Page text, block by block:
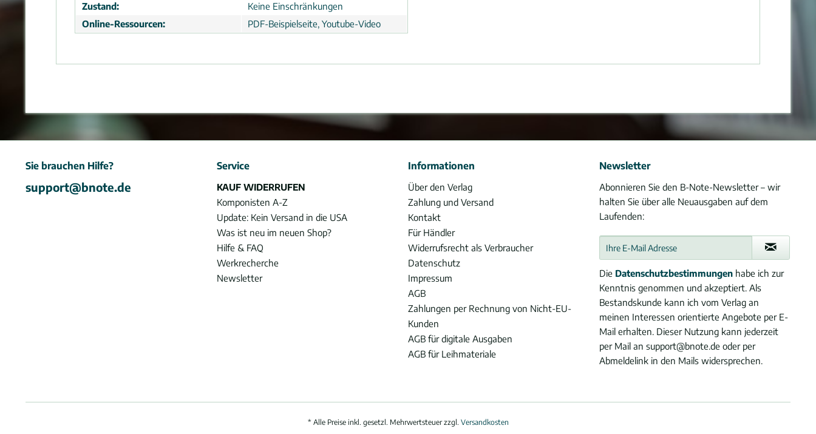
Zustand:
Keine Einschränkungen
Online-Ressourcen:
PDF-Beispielseite, Youtube-Video
Sie brauchen Hilfe?
support@bnote.de
Service
KAUF WIDERRUFEN
Komponisten A-Z
Update: Kein Versand in die USA
Was ist neu im neuen Shop?
Hilfe & FAQ
Werkrecherche
Newsletter
Informationen
Über den Verlag
Zahlung und Versand
Kontakt
Für Händler
Widerrufsrecht als Verbraucher
Datenschutz
Impressum
AGB
Zahlungen per Rechnung von Nicht-EU-
Kunden
AGB für digitale Ausgaben
AGB für Leihmateriale
Newsletter
Abonnieren Sie den B-Note-Newsletter – wir
halten Sie über alle Neuausgaben auf dem
Laufenden:
Die Datenschutzbestimmungen habe ich zur
Kenntnis genommen und akzeptiert. Als
Bestandskunde kann ich vom Verlag an
meinen Interessen orientierte Angebote per E-
Mail erhalten. Dieser Nutzung kann jederzeit
per Mail an support@bnote.de oder per
Abmeldelink in den Mails widersprechen.
* Alle Preise inkl. gesetzl. Mehrwertsteuer zzgl. Versandkosten